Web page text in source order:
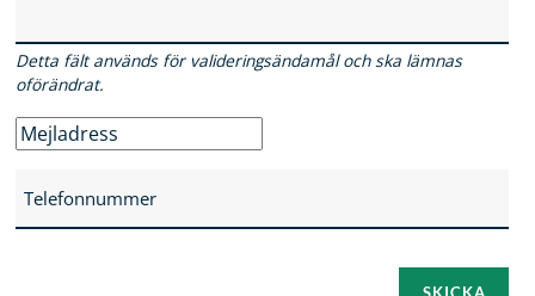
Detta fält används för valideringsändamål och ska lämnas
oförändrat.